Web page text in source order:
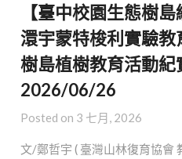
【臺中校園生態樹
澴宇蒙特梭利實驗教
樹島植樹教育活動紀
2026/06/26
Posted on 3 七月, 2026
文/鄭哲宇 ( 臺灣山林復育協會